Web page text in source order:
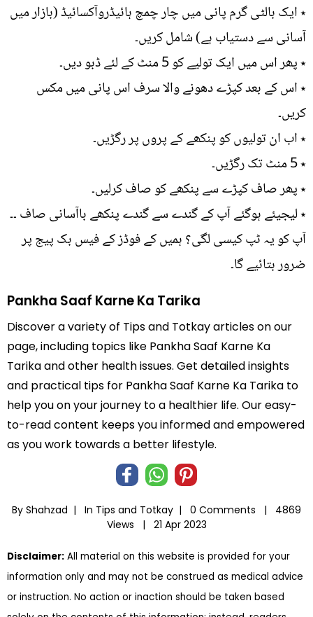
٭ ایک بالٹی گرم پانی میں چار چمچ ہائیڈروآکسائیڈ (بازار میں
آسانی سے دستیاب ہے) شامل کریں۔
٭ پھر اس میں ایک تولیے کو 5 منٹ کے لئے ڈبو دیں۔
٭ اس کے بعد کپڑے دھونے والا سرف اس پانی میں مکس
کریں۔
٭ اب ان تولیوں کو پنکھے کے پروں پر رگڑیں۔
٭ 5 منٹ تک رگڑیں۔
٭ پھر صاف کپڑے سے پنکھے کو صاف کرلیں۔
٭ لیجیئے ہوگئے آپ کے گندے سے گندے پنکھے باآسانی صاف ۔۔
آپ کو یہ ٹپ کیسی لگی؟ ہمیں کے فوڈز کے فیس بک پیج پر
ضرور بتائیے گا۔
Pankha Saaf Karne Ka Tarika
Discover a variety of Tips and Totkay articles on our
page, including topics like Pankha Saaf Karne Ka
Tarika and other health issues. Get detailed insights
and practical tips for Pankha Saaf Karne Ka Tarika to
help you on your journey to a healthier life. Our easy-
to-read content keeps you informed and empowered
as you work towards a better lifestyle.
By Shahzad | In Tips and Totkay | 0 Comments |
4869
Views |
21 Apr 2023
Disclaimer: All material on this website is provided for your
information only and may not be construed as medical advice
or instruction. No action or inaction should be taken based